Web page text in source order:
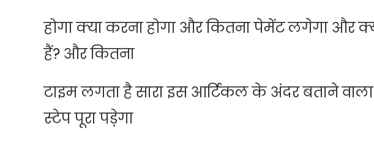
होगा क्या करना होगा और कितना पेमेंट लगेगा और
हैं? और कितना
टाइम लगता है सारा इस आर्टिकल के अंदर बताने
स्टेप पूरा पड़ेगा